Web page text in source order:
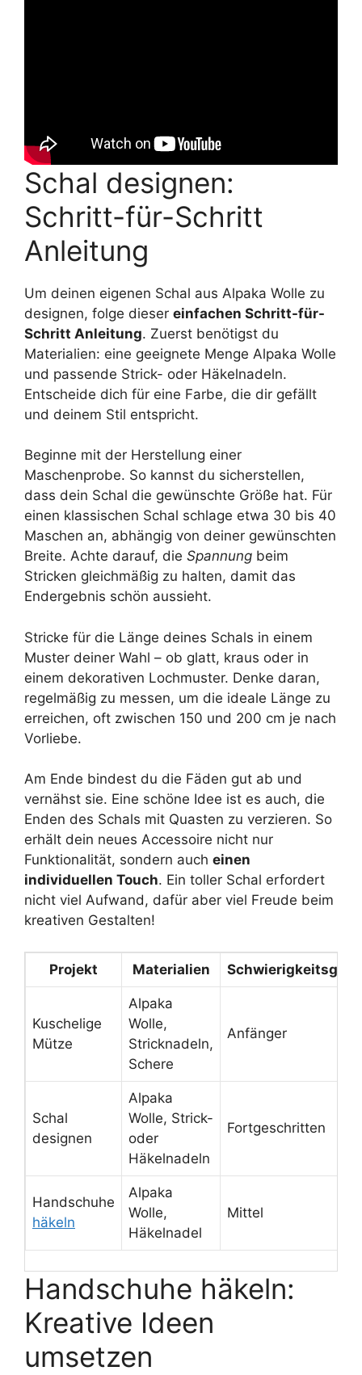
Schal designen:
Schritt-für-Schritt
Anleitung
Um deinen eigenen Schal aus Alpaka Wolle zu
designen, folge dieser einfachen Schritt-für-
Schritt Anleitung. Zuerst benötigst du
Materialien: eine geeignete Menge Alpaka Wolle
und passende Strick- oder Häkelnadeln.
Entscheide dich für eine Farbe, die dir gefällt
und deinem Stil entspricht.
Beginne mit der Herstellung einer
Maschenprobe. So kannst du sicherstellen,
dass dein Schal die gewünschte Größe hat. Für
einen klassischen Schal schlage etwa 30 bis 40
Maschen an, abhängig von deiner gewünschten
Breite. Achte darauf, die Spannung beim
Stricken gleichmäßig zu halten, damit das
Endergebnis schön aussieht.
Stricke für die Länge deines Schals in einem
Muster deiner Wahl – ob glatt, kraus oder in
einem dekorativen Lochmuster. Denke daran,
regelmäßig zu messen, um die ideale Länge zu
erreichen, oft zwischen 150 und 200 cm je nach
Vorliebe.
Am Ende bindest du die Fäden gut ab und
vernähst sie. Eine schöne Idee ist es auch, die
Enden des Schals mit Quasten zu verzieren. So
erhält dein neues Accessoire nicht nur
Funktionalität, sondern auch einen
individuellen Touch. Ein toller Schal erfordert
nicht viel Aufwand, dafür aber viel Freude beim
kreativen Gestalten!
Projekt Materialien Schwierigkeitsgrad
Kuschelige
Mütze
Alpaka
Wolle,
Stricknadeln,
Schere
Anfänger
Schal
designen
Alpaka
Wolle, Strick-
oder
Häkelnadeln
Fortgeschritten
Handschuhe
häkeln
Alpaka
Wolle,
Häkelnadel
Mittel
Handschuhe häkeln:
Kreative Ideen
umsetzen